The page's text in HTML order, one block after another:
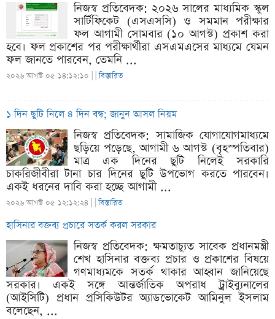
নিজস্ব প্রতিবেদক: ২০২৬ সালের মাধ্যমিক স্কুল
সার্টিফিকেট (এসএসসি) ও সমমান পরীক্ষার
ফল আগামী সোমবার (১০ আগস্ট) প্রকাশ করা
হবে। ফল প্রকাশের পর পরীক্ষার্থীরা এসএমএসের মাধ্যমে যেমন
ফল জানতে পারবেন, তেমনি ...
২০২৬ আগস্ট ০৫ ১৪:১২:১০ | |বিস্তারিত
১ দিন ছুটি নিলে ৪ দিন বন্ধ; জানুন আসল নিয়ম
নিজস্ব প্রতিবেদক: সামাজিক যোগাযোগমাধ্যমে
ছড়িয়ে পড়েছে, আগামী ৬ আগস্ট (বৃহস্পতিবার)
মাত্র এক দিনের ছুটি নিলেই সরকারি
চাকরিজীবীরা টানা চার দিনের ছুটি উপভোগ করতে পারবেন।
একই ধরনের দাবি করা হচ্ছে আগামী ...
২০২৬ আগস্ট ০৫ ১২:১২:২৪ | |বিস্তারিত
হাসিনার বক্তব্য প্রচারে সতর্ক করল সরকার
নিজস্ব প্রতিবেদক: ক্ষমতাচ্যুত সাবেক প্রধানমন্ত্রী
শেখ হাসিনার বক্তব্য প্রচার ও প্রকাশের বিষয়ে
গণমাধ্যমকে সতর্ক থাকার আহ্বান জানিয়েছে
সরকার। একই সঙ্গে আন্তর্জাতিক অপরাধ ট্রাইব্যুনালের
(আইসিটি) প্রধান প্রসিকিউটর অ্যাডভোকেট আমিনুল ইসলাম
বলেছেন, ...